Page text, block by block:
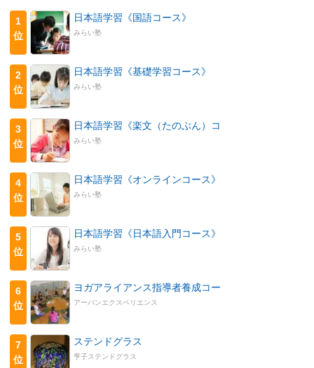
1
位
日本語学習《国語コース》
みらい塾
2
位
日本語学習《基礎学習コース》
みらい塾
3
位
日本語学習《楽文（たのぶん）コ
みらい塾
4
位
日本語学習《オンラインコース》
みらい塾
5
位
日本語学習《日本語入門コース》
みらい塾
6
位
ヨガアライアンス指導者養成コー
アーバンエクスペリエンス
7
位
ステンドグラス
亨子ステンドグラス